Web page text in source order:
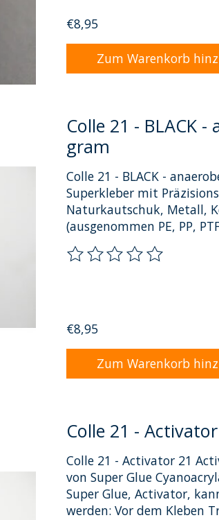
€8,95
Zum Warenkorb
Colle 21 - BLACK
gram
Colle 21 - BLACK -
Superkleber mit
Naturkautschuk, Metall,
(ausgenommen PE, PP,
Die Bewertung dieses
€8,95
Zum Warenkorb
Colle 21 -
Colle 21 - Activator 21
von Super Glue
Super Glue, Activator,
werden: Vor dem Kleben